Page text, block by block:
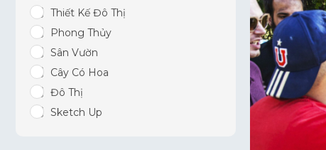
Thiết Kế Đô Thị
Phong Thủy
Sân Vườn
Cây Có Hoa
Đô Thị
Sketch Up